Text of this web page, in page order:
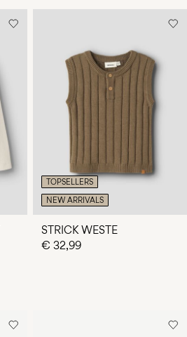
TOPSELLERS
NEW ARRIVALS
STRICK WESTE
€ 32,99